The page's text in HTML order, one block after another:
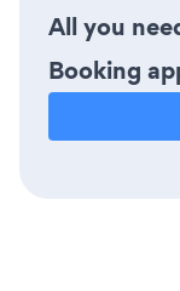
All you
Booking